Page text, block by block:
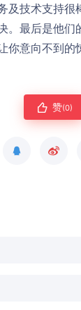
及技术支持很
。最后是他
你意向不到的
赞(0)